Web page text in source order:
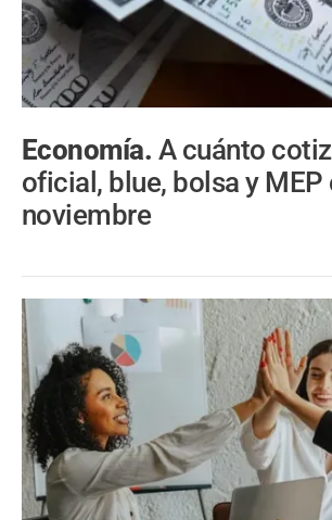
Economía. A cuánto
oficial, blue, bolsa y MEP
noviembre